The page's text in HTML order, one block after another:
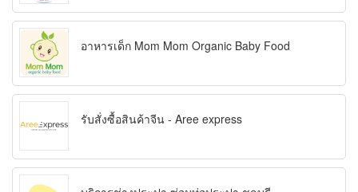
อาหารเด็ก Mom Mom Organic Baby Food
รับสั่งซื้อสินค้าจีน - Aree express